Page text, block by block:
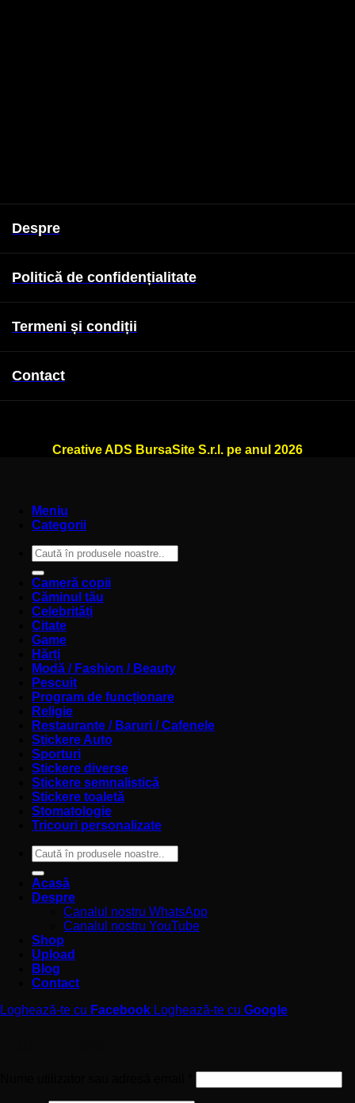
Despre
Politică de confidențialitate
Termeni și condiții
Contact
Creative ADS BursaSite S.r.l. pe anul 2026
Meniu
Categorii
Caută
după:
Cameră copii
Căminul tău
Celebrități
Citate
Game
Hărți
Modă / Fashion / Beauty
Pescuit
Program de funcționare
Religie
Restaurante / Baruri / Cafenele
Stickere Auto
Sporturi
Stickere diverse
Stickere semnalistică
Stickere toaletă
Stomatologie
Tricouri personalizate
Caută
după:
Acasă
Despre
Canalul nostru WhatsApp
Canalul nostru YouTube
Shop
Upload
Blog
Contact
Loghează-te cu Facebook Loghează-te cu Google